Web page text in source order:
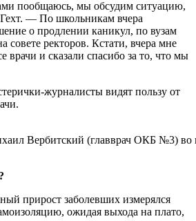
пообщаюсь, мы обсудим ситуацию,
— По школьникам вчера
о продлении каникул, по вузам
ректоров. Кстати, вчера мне
врачи и сказали спасибо за то, что мы
журналисты видят пользу от
Вербитский (главврач ОКБ №3) во
прирост заболевших измерялся
ожидая выхода на плато,